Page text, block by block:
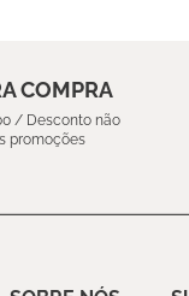
COMPRA
/ Desconto não
promoções